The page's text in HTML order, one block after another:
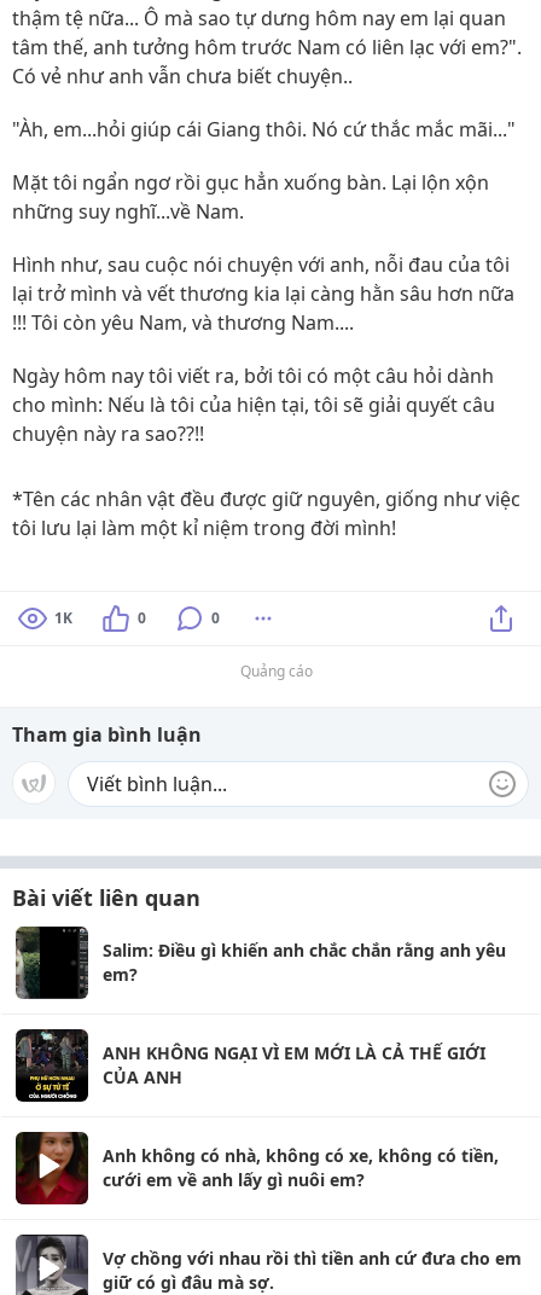
thậm tệ nữa... Ô mà sao tự dưng hôm nay em lại quan
tâm thế, anh tưởng hôm trước Nam có liên lạc với em?".
Có vẻ như anh vẫn chưa biết chuyện..
"Àh, em...hỏi giúp cái Giang thôi. Nó cứ thắc mắc mãi..."
Mặt tôi ngẩn ngơ rồi gục hẳn xuống bàn. Lại lộn xộn
những suy nghĩ...về Nam.
Hình như, sau cuộc nói chuyện với anh, nỗi đau của tôi
lại trở mình và vết thương kia lại càng hằn sâu hơn nữa
!!! Tôi còn yêu Nam, và thương Nam....
Ngày hôm nay tôi viết ra, bởi tôi có một câu hỏi dành
cho mình: Nếu là tôi của hiện tại, tôi sẽ giải quyết câu
chuyện này ra sao??!!
*Tên các nhân vật đều được giữ nguyên, giống như việc
tôi lưu lại làm một kỉ niệm trong đời mình!
1K 0 0
Quảng cáo
Tham gia bình luận
Bài viết liên quan
Salim: Điều gì khiến anh chắc chắn rằng anh yêu
em?
ANH KHÔNG NGẠI VÌ EM MỚI LÀ CẢ THẾ GIỚI
CỦA ANH
Anh không có nhà, không có xe, không có tiền,
cưới em về anh lấy gì nuôi em?
Vợ chồng với nhau rồi thì tiền anh cứ đưa cho em
giữ có gì đâu mà sợ.